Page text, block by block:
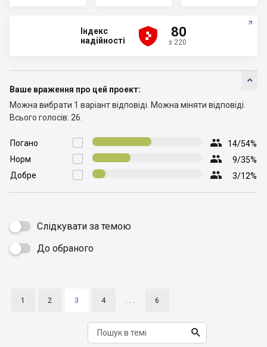
Індекс
надійності




 80
з 220

Ваше враження про цей проект:
Можна вибрати 1 варіант відповіді. Можна міняти відповіді.
Всього голосів: 26.

Погано  14/54%

Норм  9/35%

Добре  3/12%
Слідкувати за темою
 До обраного
1 2 3 4 . . . 6
